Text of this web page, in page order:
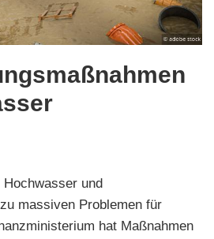
und
massiven Problemen für
hat Maßnahmen